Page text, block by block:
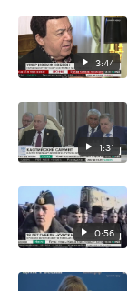
3:44
1:31
0:56